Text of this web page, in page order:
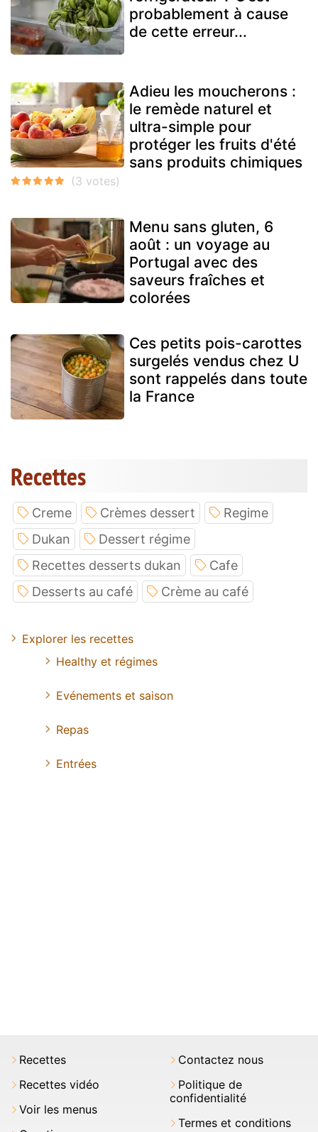
probablement à cause
de cette erreur...
Adieu les moucherons :
le remède naturel et
ultra-simple pour
protéger les fruits d'été
sans produits chimiques
Menu sans gluten, 6
août : un voyage au
Portugal avec des
saveurs fraîches et
colorées
Ces petits pois-carottes
surgelés vendus chez U
sont rappelés dans toute
la France
Recettes
Creme Crèmes dessert
Regime
Dukan
Dessert régime
Recettes desserts dukan
Cafe
Desserts au café
Crème au café
Explorer les recettes
Healthy et régimes
Evénements et saison
Repas
Entrées
Recettes
Recettes vidéo
Voir les menus
Contactez nous
Politique de
confidentialité
Termes et conditions